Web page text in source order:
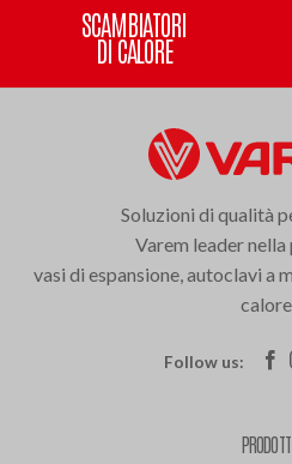
SCAMBIATORI
DI CALORE
Soluzioni di qualità
Varem leader
vasi di espansione, autoclavi a
Follow us: